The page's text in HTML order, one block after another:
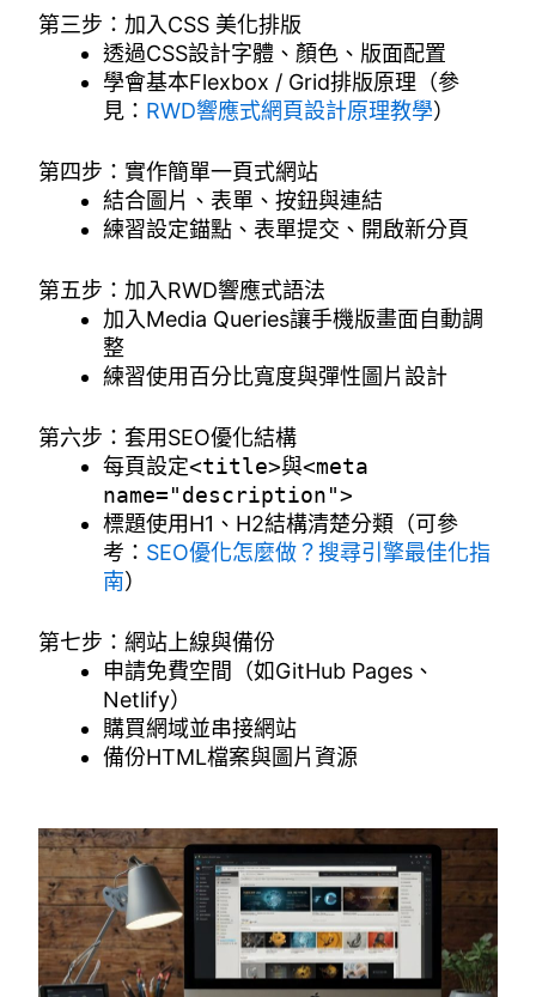
第三步：加入CSS 美化排版
透過CSS設計字體、顏色、版面配置
學會基本Flexbox / Grid排版原理（參
見： RWD響應式網頁設計原理教學）
第四步：實作簡單一頁式網站
結合圖片、表單、按鈕與連結
練習設定錨點、表單提交、開啟新分頁
第五步：加入RWD響應式語法
加入Media Queries讓手機版畫面自動調
整
練習使用百分比寬度與彈性圖片設計
第六步：套用SEO優化結構
每頁設定<title>與<meta
name="description">
標題使用H1、H2結構清楚分類（可參
考： SEO優化怎麼做？搜尋引擎最佳化指
南）
第七步：網站上線與備份
申請免費空間（如GitHub Pages、
Netlify）
購買網域並串接網站
備份HTML檔案與圖片資源